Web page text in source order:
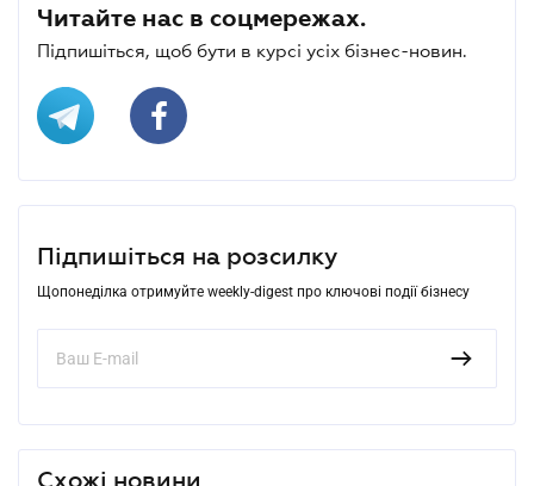
Читайте нас в соцмережах.
Підпишіться, щоб бути в курсі усіх бізнес-новин.
Підпишіться на розсилку
Щопонеділка отримуйте weekly-digest про ключові події бізнесу
Схожі новини